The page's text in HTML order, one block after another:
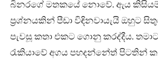
බිනරගේ මතකයේ නොවේ. ඇය
ප්‍රශ්නයකින් පීඩා විඳිනවායැයි ඔහුට
පැවසූ කතා එකට ගොනු කරද්දීය.
රැකියාවේ අගය පහදන්නේත් පිටතින්